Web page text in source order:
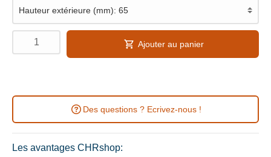
Ajouter au panier
Des questions ? Ecrivez-nous !
Les avantages CHRshop: